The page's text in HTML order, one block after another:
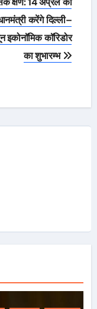
करेंगे दिल्ली–
इकोनॉमिक कॉरिडोर
का शुभारम्भ